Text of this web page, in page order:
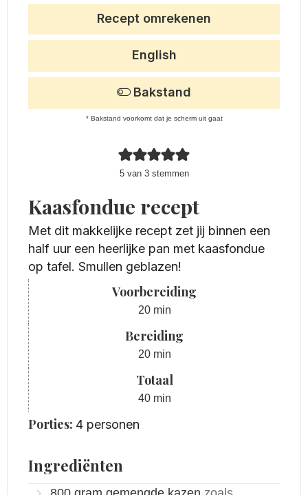
5van 3stemmen
Recept omrekenen
English
Bakstand
* Bakstand voorkomt dat je scherm uit gaat
Kaasfondue recept
Met dit makkelijke recept zet jij binnen een
half uur een heerlijke pan met kaasfondue
op tafel. Smullen geblazen!
Voorbereiding
20minuten
min
Bereiding
20minuten
min
Totaal
40minuten
min
Porties: 4 personen
Ingrediënten